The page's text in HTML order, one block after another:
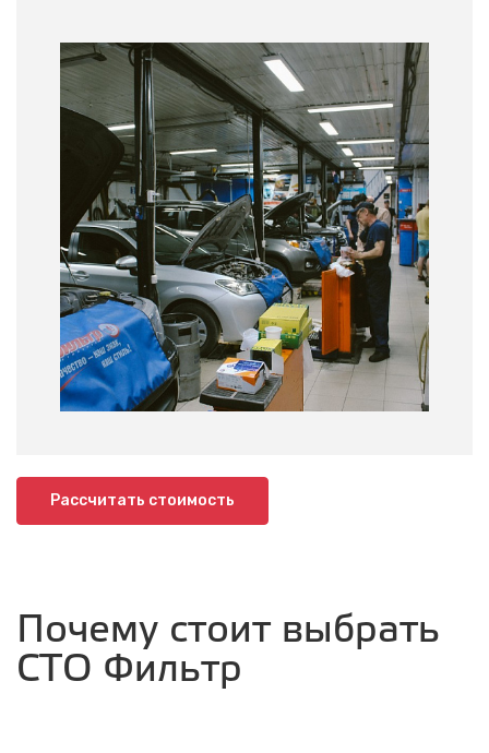
Рассчитать стоимость
Почему стоит выбрать
СТО Фильтр